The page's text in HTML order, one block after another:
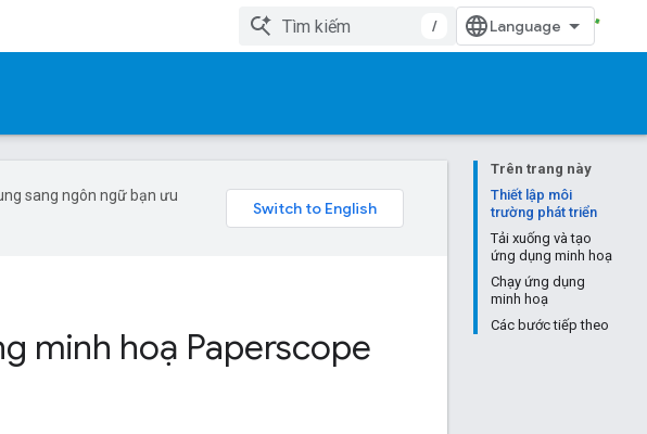
/
Trên trang này
Thiết lập môi
trường phát triển
Tải xuống và tạo
ứng dụng minh hoạ
Chạy ứng dụng
minh hoạ
Các bước tiếp theo
sang ngôn ngữ bạn ưu
minh hoạ Paperscope